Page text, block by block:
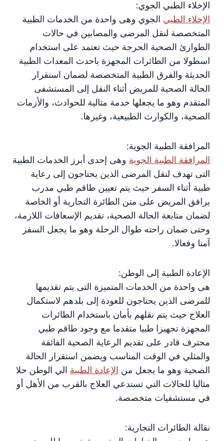
الإخلاء الطبي الجوي:
الإخلاء الطبي الجوي وهى واحدة من الخدمات الطبية
المتخصصة لنقل المرضى والمصابين في حالات
الطوارئ الصحية الحرجة حيث تعتمد على استخدام
اسطولا من الطائرات المجهزة باحدث المعدات الطبية
الحديثة والفرق الطبية المتخصصة لضمان استقرار
الحالة الصحية للمريض أثناء النقل إلى المستشفى
المتقدم وهو ما يجعلها خدمة مثالية للحوادث، والأزمات
الصحية، والكوارث الطبيعية، وغيرها.
المرافقة الطبية الجوية:
المرافقة الطبية الجوية وهى إحدى أبرز الخدمات الطبية
التى تهدف لنقل المرضى الذين يحتاجون إلى رعاية
طبية أثناء السفر حيث يتم تعيين طاقم طبي مدرب
يرافق المريض على متن الطائرة التجارية أو الخاصة
لضمان متابعة الحالة الصحية، تقديم الإسعافات اللازمة،
وحتى ضمان راحته طوال الرحلة وهو ما يجعل السفر
آمنا وفعالا.
الإعادة الطبية إلى الوطن:
هى واحدة من الخدمات المتميزة التى يتم تقديمها
للمرضى الذين يحتاجون للعودة إلى بلدهم لاستكمال
العلاج حيث يتم نقلهم بأمان باستخدام الطائرات
المجهزة تجهيزا طبيا متقدما مع وجود طاقم طبي
محترف قادر على تقديم الرعاية الصحية الفائقة
والمثلي في الوقت المناسب ويضمن استقرار الحالة
الصحية وهو ما يجعل من الإعادة الطبية الي الوطن حلا
مثاليا للحالات التي تستدعي العلاج بالقرب من الأهل أو
في مستشفيات متخصصة.
نقالة الطائرات التجارية: